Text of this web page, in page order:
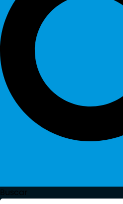
Buscar